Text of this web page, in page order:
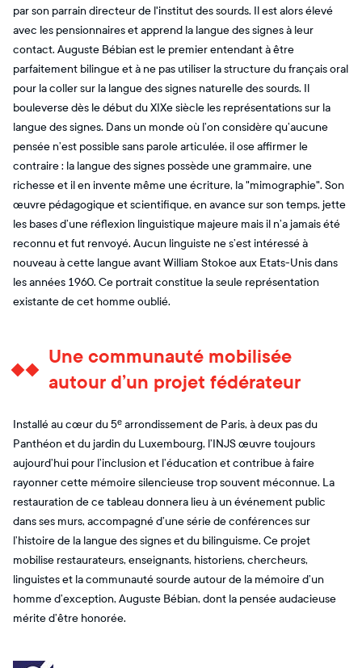
par son parrain directeur de l'institut des sourds. Il est alors élevé
avec les pensionnaires et apprend la langue des signes à leur
contact. Auguste Bébian est le premier entendant à être
parfaitement bilingue et à ne pas utiliser la structure du français oral
pour la coller sur la langue des signes naturelle des sourds. Il
bouleverse dès le début du XIXe siècle les représentations sur la
langue des signes. Dans un monde où l’on considère qu’aucune
pensée n’est possible sans parole articulée, il ose affirmer le
contraire : la langue des signes possède une grammaire, une
richesse et il en invente même une écriture, la "mimographie". Son
œuvre pédagogique et scientifique, en avance sur son temps, jette
les bases d’une réflexion linguistique majeure mais il n’a jamais été
reconnu et fut renvoyé. Aucun linguiste ne s’est intéressé à
nouveau à cette langue avant William Stokoe aux Etats-Unis dans
les années 1960. Ce portrait constitue la seule représentation
existante de cet homme oublié.
Une communauté mobilisée
autour d’un projet fédérateur
Installé au cœur du 5ᵉ arrondissement de Paris, à deux pas du
Panthéon et du jardin du Luxembourg, l’INJS œuvre toujours
aujourd’hui pour l’inclusion et l’éducation et contribue à faire
rayonner cette mémoire silencieuse trop souvent méconnue. La
restauration de ce tableau donnera lieu à un événement public
dans ses murs, accompagné d’une série de conférences sur
l’histoire de la langue des signes et du bilinguisme. Ce projet
mobilise restaurateurs, enseignants, historiens, chercheurs,
linguistes et la communauté sourde autour de la mémoire d’un
homme d’exception, Auguste Bébian, dont la pensée audacieuse
mérite d’être honorée.